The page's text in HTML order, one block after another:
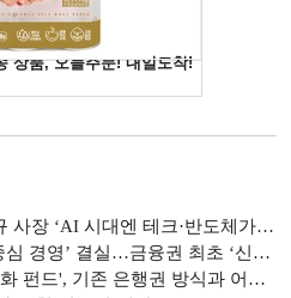
시대엔 테크·반도체가 핵심 광(鑛)’”
최초 ‘신분증 진위확인 소프트웨어’ 부수업무 승인
은행권 방식과 어떻게 다를까 [은행은 지금]